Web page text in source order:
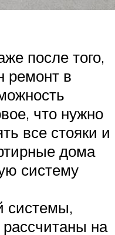
после того,
ремонт в
что нужно
все стояки и
дома
систему
системы,
на